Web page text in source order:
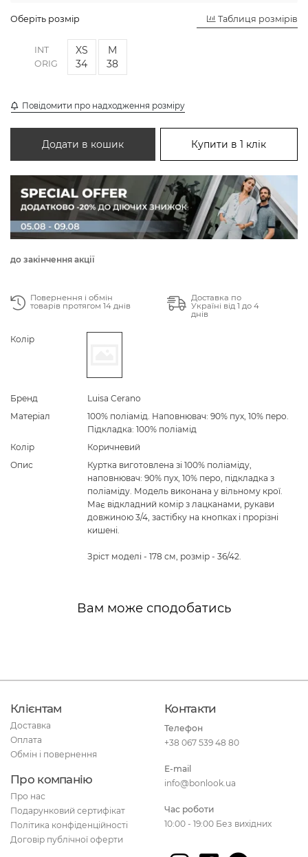
Оберіть розмір Таблиця розмірів
INT
ORIG
XS
34
M
38
Повідомити про надходження розміру
Додати в кошик Купити в 1 клік
до закінчення акції
Повернення і обмін
товарів протягом 14 днів
Доставка по
Україні від 1 до 4
днів
Колір
Бренд
Luisa Cerano
Матеріал
100% поліамід. Наповнювач: 90% пух, 10% перо.
Підкладка: 100% поліамід
Колір
Коричневий
Опис
Куртка виготовлена зі 100% поліаміду,
наповнювач: 90% пух, 10% перо, підкладка з
поліаміду. Модель виконана у вільному крої.
Має відкладний комір з лацканами, рукави
довжиною 3/4, застібку на кнопках і прорізні
кишені.
Зріст моделі - 178 см, розмір - 36/42.
Вам може сподобатись
Клієнтам
Доставка
Оплата
Обмін і повернення
Про компанію
Про нас
Подарунковий сертифікат
Політика конфіденційності
Договір публічної оферти
Контакти
Телефон
+38 067 539 48 80
E-mail
info@bonlook.ua
Час роботи
10:00 - 19:00 Без вихідних